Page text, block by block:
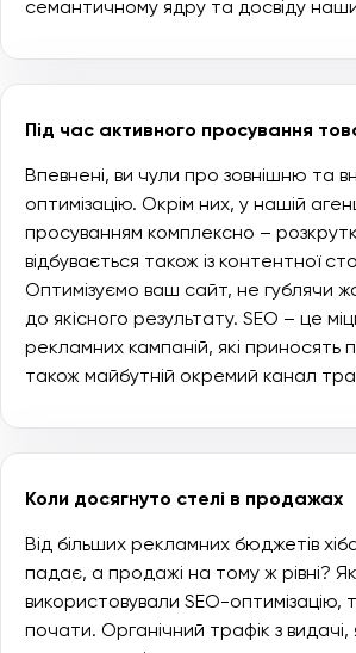
семантичному ядру та досвіду
Під час активного просування
Впевнені, ви чули про зовнішню та
оптимізацію. Окрім них, у нашій
просуванням комплексно –
відбувається також із контентної
Оптимізуємо ваш сайт, не гублячи
до якісного результату. SEO – це
рекламних кампаній, які приносять
також майбутній окремий канал
Коли досягнуто стелі в продажах
Від більших рекламних бюджетів
падає, а продажі на тому ж рівні?
використовували SEO-оптимізацію,
почати. Органічний трафік з видачі,